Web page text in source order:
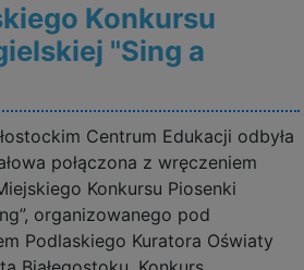
Konkursu
"Sing a
Centrum Edukacji odbyła
połączona z wręczeniem
Konkursu Piosenki
organizowanego pod
Podlaskiego Kuratora Oświaty